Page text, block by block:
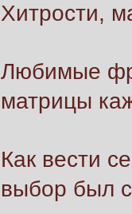
Хитрости,
Любимые
матрицы
Как вести
выбор был